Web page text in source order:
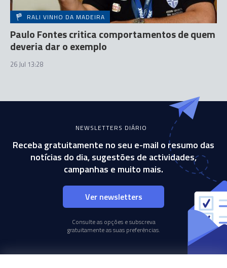
RALI VINHO DA MADEIRA
Paulo Fontes critica comportamentos de quem
deveria dar o exemplo
26 Jul 13:28
NEWSLETTERS DIÁRIO
Receba gratuitamente no seu e-mail o resumo das
notícias do dia, sugestões de actividades,
campanhas e muito mais.
Ver newsletters
Consulte as opções e subscreva
gratuitamente as suas preferências.